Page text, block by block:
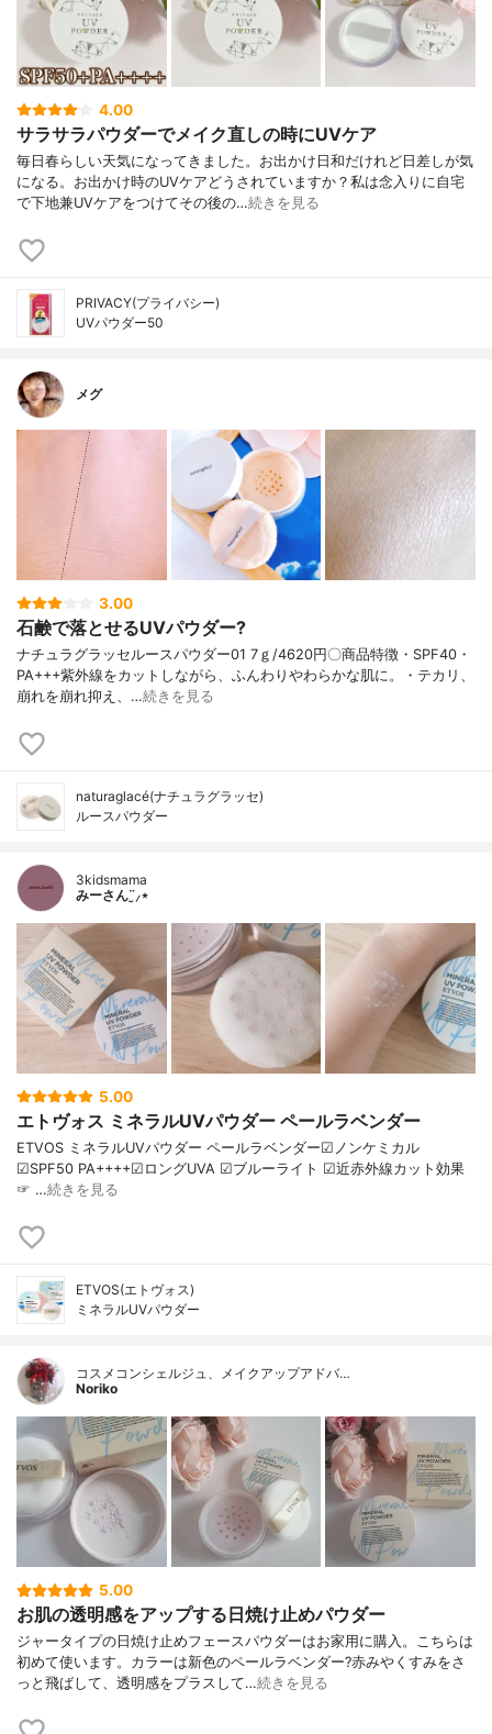
4.00
サラサラパウダーでメイク直しの時にUVケア
毎日春らしい天気になってきました。お出かけ日和だけれど日差しが気
になる。お出かけ時のUVケアどうされていますか？私は念入りに自宅
で下地兼UVケアをつけてその後の…続きを見る
PRIVACY(プライバシー)
UVパウダー50
メグ
3.00
石鹸で落とせるUVパウダー?
ナチュラグラッセルースパウダー01 7ｇ/4620円〇商品特徴・SPF40・
PA+++紫外線をカットしながら、ふんわりやわらかな肌に。・テカリ、
崩れを崩れ抑え、…続きを見る
naturaglacé(ナチュラグラッセ)
ルースパウダー
3kidsmama
みーさん¨̮⸝⋆
5.00
エトヴォス ミネラルUVパウダー ペールラベンダー
ETVOS ミネラルUVパウダー ペールラベンダー☑︎ノンケミカル
☑︎SPF50 PA++++☑︎ロングUVA ☑︎ブルーライト ☑︎近赤外線カット効果
☞ …続きを見る
ETVOS(エトヴォス)
ミネラルUVパウダー
コスメコンシェルジュ、メイクアップアドバ…
Noriko
5.00
お肌の透明感をアップする日焼け止めパウダー
ジャータイプの日焼け止めフェースパウダーはお家用に購入。こちらは
初めて使います。カラーは新色のペールラベンダー?赤みやくすみをさ
っと飛ばして、透明感をプラスして…続きを見る